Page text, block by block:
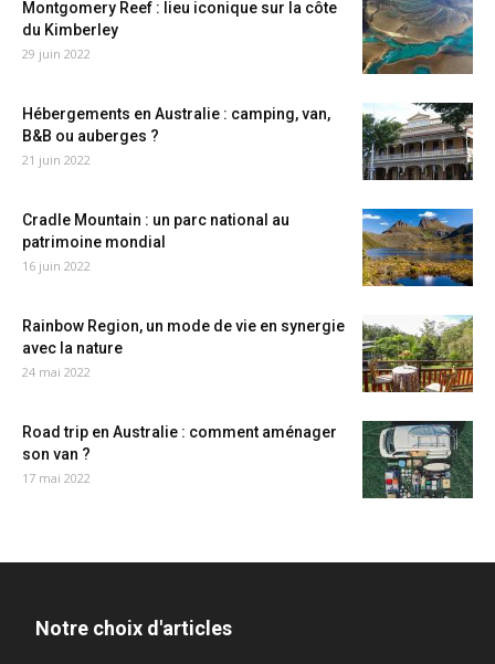
Montgomery Reef : lieu iconique sur la côte
du Kimberley
29 juin 2022
Hébergements en Australie : camping, van,
B&B ou auberges ?
21 juin 2022
Cradle Mountain : un parc national au
patrimoine mondial
16 juin 2022
Rainbow Region, un mode de vie en synergie
avec la nature
24 mai 2022
Road trip en Australie : comment aménager
son van ?
17 mai 2022
Notre choix d'articles